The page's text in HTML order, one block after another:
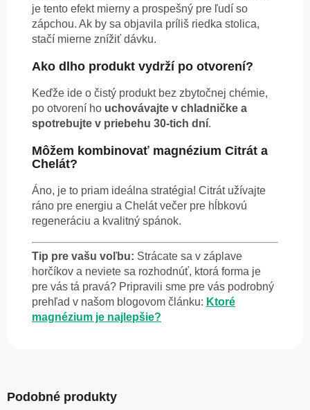
je tento efekt mierny a prospešný pre ľudí so
zápchou. Ak by sa objavila príliš riedka stolica,
stačí mierne znížiť dávku.
Ako dlho produkt vydrží po otvorení?
Keďže ide o čistý produkt bez zbytočnej chémie,
po otvorení ho uchovávajte v chladničke a
spotrebujte v priebehu 30-tich dní.
Môžem kombinovať magnézium Citrát a
Chelát?
Áno, je to priam ideálna stratégia! Citrát užívajte
ráno pre energiu a Chelát večer pre hĺbkovú
regeneráciu a kvalitný spánok.
Tip pre vašu voľbu: Strácate sa v záplave
horčíkov a neviete sa rozhodnúť, ktorá forma je
pre vás tá pravá? Pripravili sme pre vás podrobný
prehľad v našom blogovom článku: Ktoré
magnézium je najlepšie?
Podobné produkty